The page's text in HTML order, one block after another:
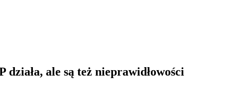
ale są też nieprawidłowości